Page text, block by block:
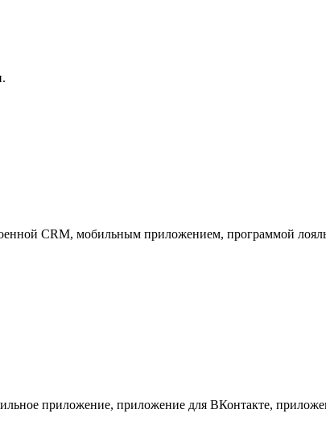
CRM, мобильным приложением, программой
приложение, приложение для ВКонтакте,